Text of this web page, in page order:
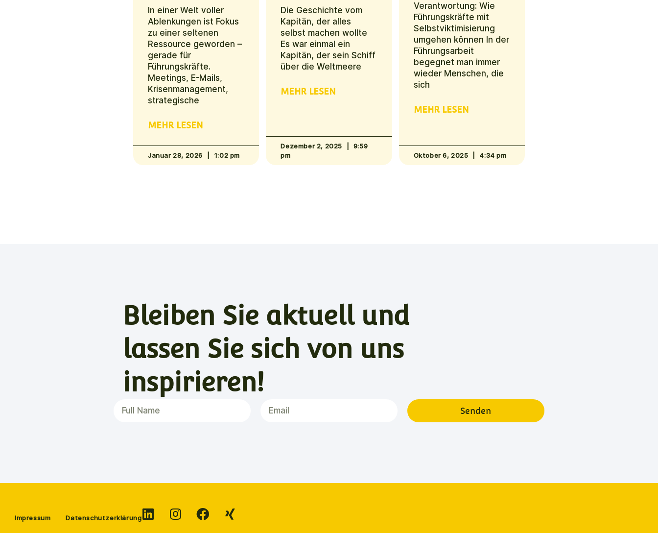
In einer Welt voller
Ablenkungen ist Fokus
zu einer seltenen
Ressource geworden –
gerade für
Führungskräfte.
Meetings, E-Mails,
Krisenmanagement,
strategische
MEHR LESEN
Januar 28, 2026 1:02 pm
Die Geschichte vom
Kapitän, der alles
selbst machen wollte
Es war einmal ein
Kapitän, der sein Schiff
über die Weltmeere
MEHR LESEN
Dezember 2, 2025
9:59
pm
Verantwortung: Wie
Führungskräfte mit
Selbstviktimisierung
umgehen können In der
Führungsarbeit
begegnet man immer
wieder Menschen, die
sich
MEHR LESEN
Oktober 6, 2025 4:34 pm
Bleiben Sie aktuell und
lassen Sie sich von uns
inspirieren!
Senden
Impressum Datenschutzerklärung